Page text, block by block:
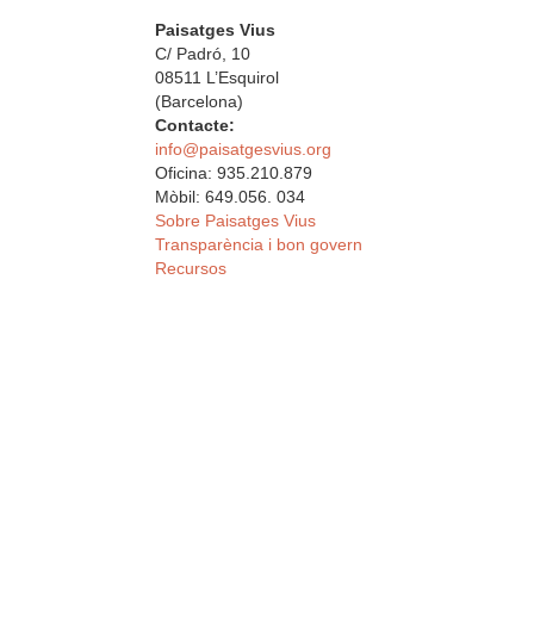
Paisatges Vius
C/ Padró, 10
08511 L’Esquirol
(Barcelona)
Contacte:
info@paisatgesvius.org
Oficina: 935.210.879
Mòbil: 649.056. 034
Sobre Paisatges Vius
Transparència i bon govern
Recursos